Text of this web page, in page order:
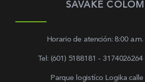
SAVAKE
Horario de atención: 8:00 a.m.
Tel: (601) 5188181 -
Parque logistíco Logika calle